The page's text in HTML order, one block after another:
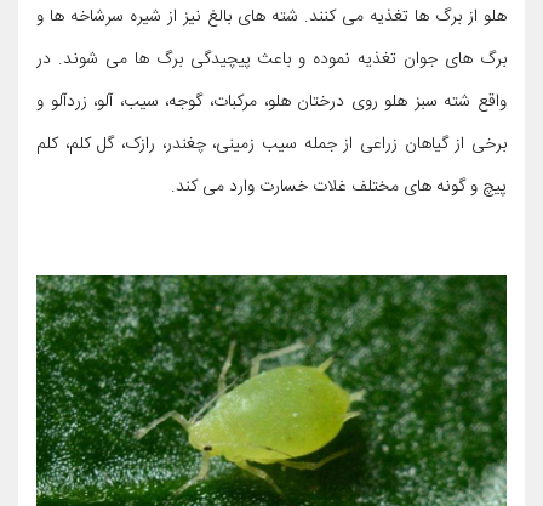
هلو از برگ ها تغذیه می کنند. شته های بالغ نیز از شیره سرشاخه ها و
برگ های جوان تغذیه نموده و باعث پیچیدگی برگ ها می شوند. در
واقع شته سبز هلو روی درختان هلو، مرکبات، گوجه، سیب، آلو، زردآلو و
برخی از گیاهان زراعی از جمله سیب زمینی، چغندر، رازک، گل کلم، کلم
پیچ و گونه های مختلف غلات خسارت وارد می کند.